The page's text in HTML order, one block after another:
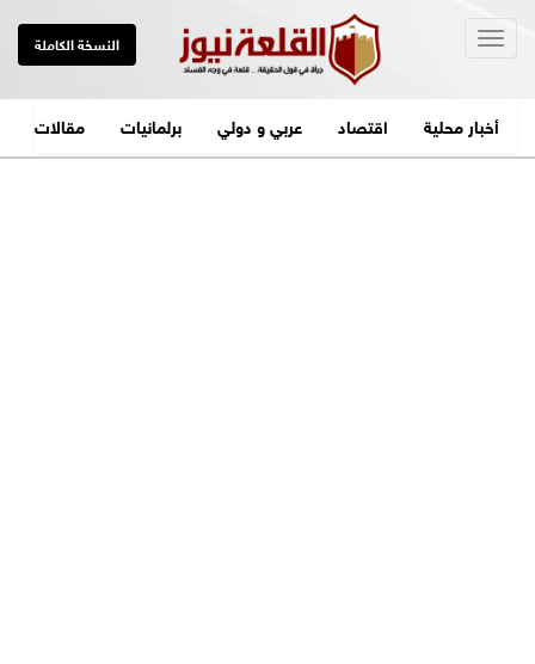
النسخة الكاملة
أخبار محلية اقتصاد عربي و دولي برلمانيات مقالات